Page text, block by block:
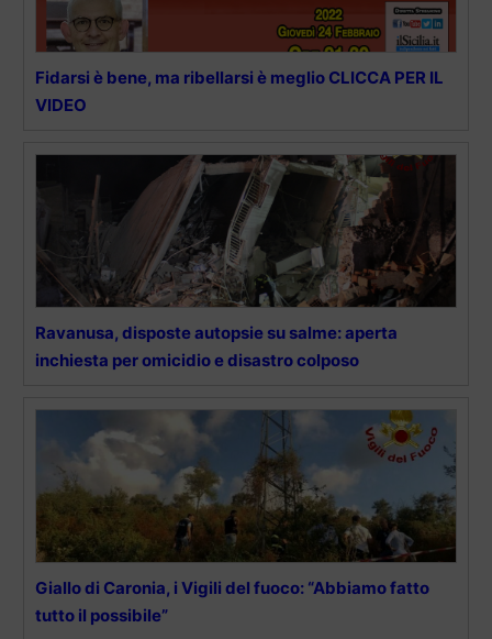
Fidarsi è bene, ma ribellarsi è meglio CLICCA PER IL
VIDEO
Ravanusa, disposte autopsie su salme: aperta
inchiesta per omicidio e disastro colposo
Giallo di Caronia, i Vigili del fuoco: “Abbiamo fatto
tutto il possibile”